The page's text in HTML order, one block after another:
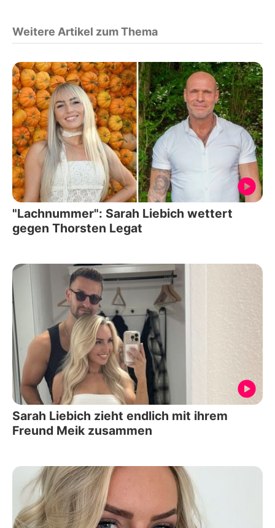
Weitere Artikel zum Thema
"Lachnummer": Sarah Liebich wettert
gegen Thorsten Legat
Sarah Liebich zieht endlich mit ihrem
Freund Meik zusammen